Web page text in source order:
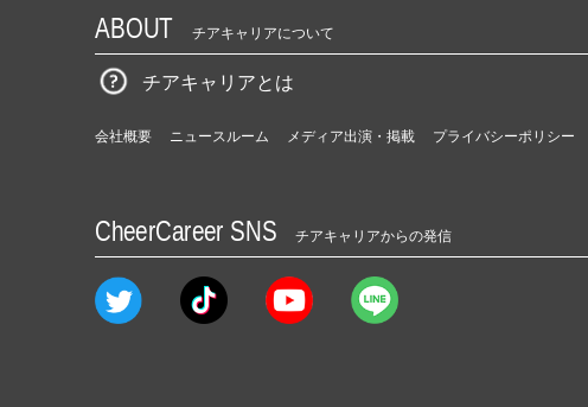
ABOUT チアキャリアについて
チアキャリアとは
会社概要 ニュースルーム メディア出演・掲載 プライバシーポリシー
CheerCareer SNS チアキャリアからの発信